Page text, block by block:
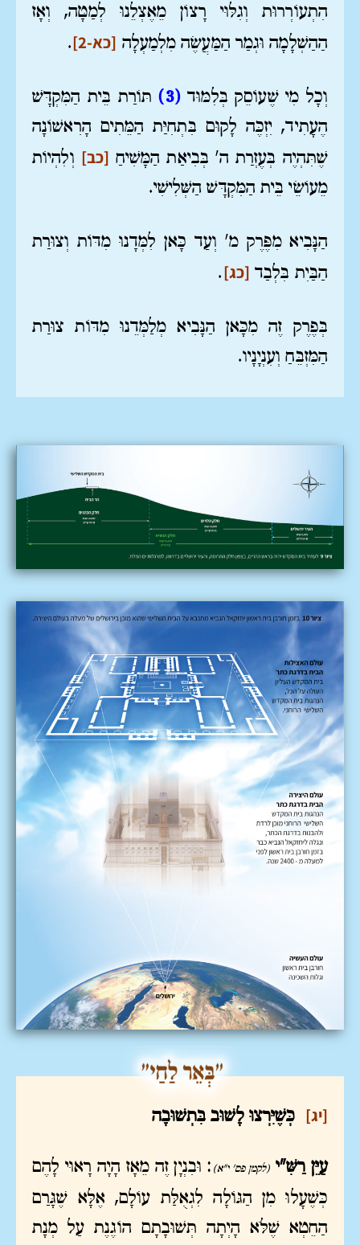
הִתְעוֹרְרוּת וְגִלּוּי רָצוֹן מֵאֶצְלֵנוּ לְמַטָּה, וְאָז
הַהַשְׁלָמָה וּגְמַר הַמַּעֲשֶׂה מִלְמַעְלָה [כא-2] .
וְכָל מִי שֶׁעוֹסֵק בְּלִמּוּד(3)
תּוֹרַת בֵּית הַמִּקְדָּשׁ
הֶעָתִיד, יִזְכֶּה לָקוּם בִּתְחִיַּת הַמֵּתִים הָרִאשׁוֹנָה
שֶׁתִּהְיֶה בְּעֶזְרַת ה' בְּבִיאַת הַמָּשִׁיחַ [כב] וְלִהְיוֹת
מֵעוֹשֵׂי בֵּית הַמִּקְדָּשׁ הַשְּׁלִישִׁי.
הַנָּבִיא מִפֶּרֶק מ' וְעַד כָּאן לִמְּדָנוּ מִדּוֹת וְצוּרַת
הַבַּיִת בִּלְבַד [כג].
בְּפֶרֶק זֶה מִכָּאן הַנָּבִיא מְלַמְּדֵנוּ מִדּוֹת צוּרַת
הַמִּזְבֵּחַ וְעִנְיָנָיו.
[יג] כְּשֶׁיִּרְצוּ לָשׁוּב בִּתְשׁוּבָה
עַיֵּן רַשִּׁ"י (לקמן פס' י"א) : וּבִנְיָן זֶה מֵאָז הָיָה רָאוּי לָהֶם
כְּשֶׁעָלוּ מִן הַגּוֹלָה לִגְאֻלַּת עוֹלָם, אֶלָּא שֶׁגָּרַם
הַחֵטְא שֶׁלֹּא הָיְתָה תְּשׁוּבָתָם הוֹגֶנֶת עַל מְנָת